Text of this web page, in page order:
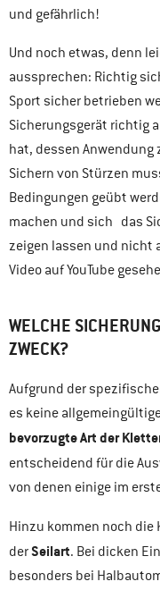
und gefährlich!
Und noch etwas, denn
aussprechen: Richtig
Sport sicher betrieben
Sicherungsgerät richtig
hat, dessen
Sichern von Stürzen
Bedingungen geübt
machen und sich das
zeigen lassen und nicht
Video auf YouTube
WELCHE
ZWECK?
Aufgrund der
es keine
bevorzugte Art der
entscheidend für die
von denen einige im
Hinzu kommen noch die
derSeilart. Bei dicken
besonders bei